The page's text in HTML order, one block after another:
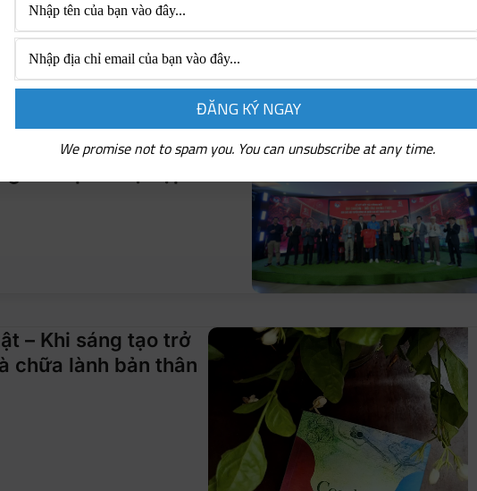
Việt Nam (VFF) chính
tầm quan hệ hợp tác
– Khi sáng tạo trở
chữa lành bản thân
We promise not to spam you. You can unsubscribe at any time.